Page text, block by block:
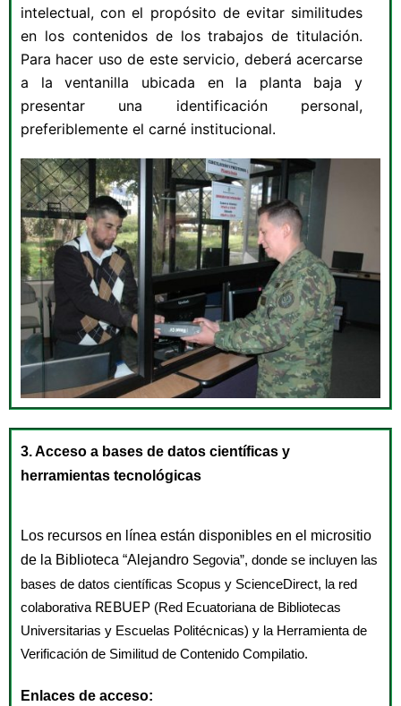
intelectual, con el propósito de evitar similitudes
en los contenidos de los trabajos de titulación.
Para hacer uso de este servicio, deberá acercarse
a la ventanilla ubicada en la planta baja y
presentar una identificación personal,
preferiblemente el carné institucional.
3. Acceso a bases de datos científicas y
herramientas tecnológicas
Los recursos en línea están disponibles en el micrositio
de la Biblioteca “Alejandro Segovia”, donde se incluyen las
bases de datos científicas Scopus y ScienceDirect, la red
colaborativa REBUEP (Red Ecuatoriana de Bibliotecas
Universitarias y Escuelas Politécnicas) y la Herramienta de
Verificación de Similitud de Contenido Compilatio.
Enlaces de acceso: